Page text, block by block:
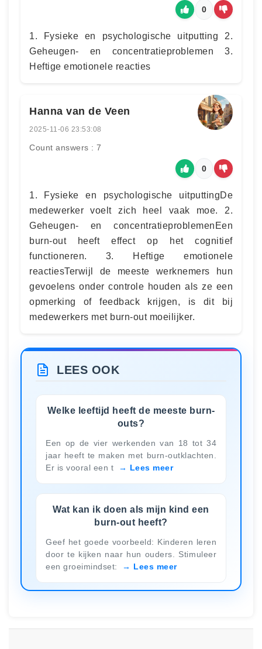
0
1. Fysieke en psychologische uitputting 2.
Geheugen- en concentratieproblemen 3.
Heftige emotionele reacties
Hanna van de Veen
2025-11-06 23:53:08
Count answers : 7
0
1. Fysieke en psychologische uitputtingDe
medewerker voelt zich heel vaak moe. 2.
Geheugen- en concentratieproblemenEen
burn-out heeft effect op het cognitief
functioneren. 3. Heftige emotionele
reactiesTerwijl de meeste werknemers hun
gevoelens onder controle houden als ze een
opmerking of feedback krijgen, is dit bij
medewerkers met burn-out moeilijker.
LEES OOK
Welke leeftijd heeft de meeste burn-
outs?
Een op de vier werkenden van 18 tot 34
jaar heeft te maken met burn-outklachten.
Er is vooral een t
Lees meer
Wat kan ik doen als mijn kind een
burn-out heeft?
Geef het goede voorbeeld: Kinderen leren
door te kijken naar hun ouders. Stimuleer
een groeimindset:
Lees meer